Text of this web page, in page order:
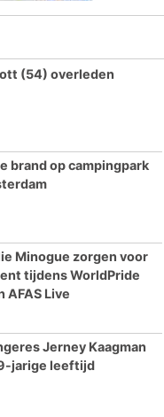
(54) overleden
brand op campingpark
Minogue zorgen voor
tijdens WorldPride
AFAS Live
Jerney Kaagman
jarige leeftijd